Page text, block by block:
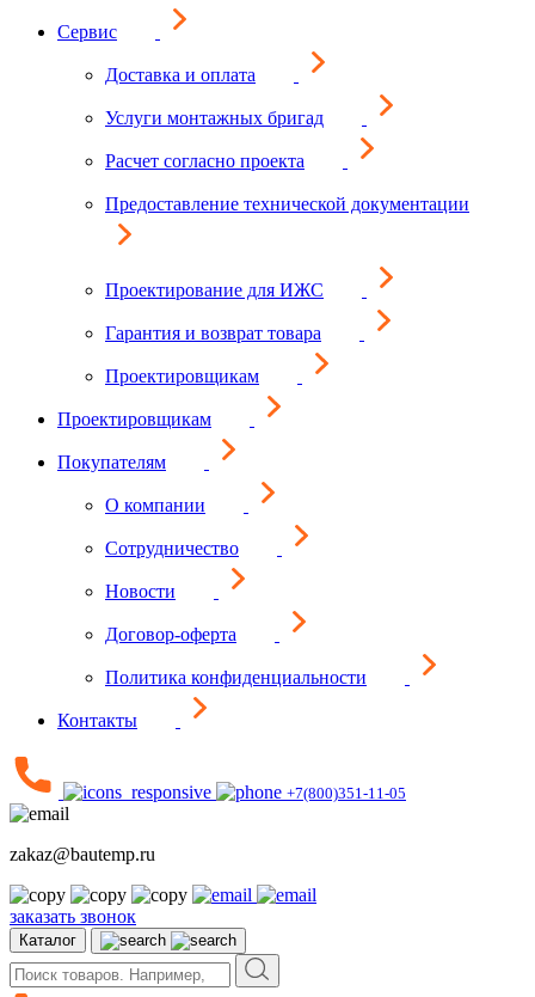
Сервис
Доставка и оплата
Услуги монтажных бригад
Расчет согласно проекта
Предоставление технической документации
Проектирование для ИЖС
Гарантия и возврат товара
Проектировщикам
Проектировщикам
Покупателям
О компании
Сотрудничество
Новости
Договор-оферта
Политика конфиденциальности
Контакты
+7(800)351-11-05
zakaz@bautemp.ru
заказать звонок
Каталог